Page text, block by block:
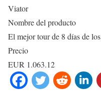
Viator
Nombre del producto
El mejor tour de 8 días de
Precio
EUR 1.063.12